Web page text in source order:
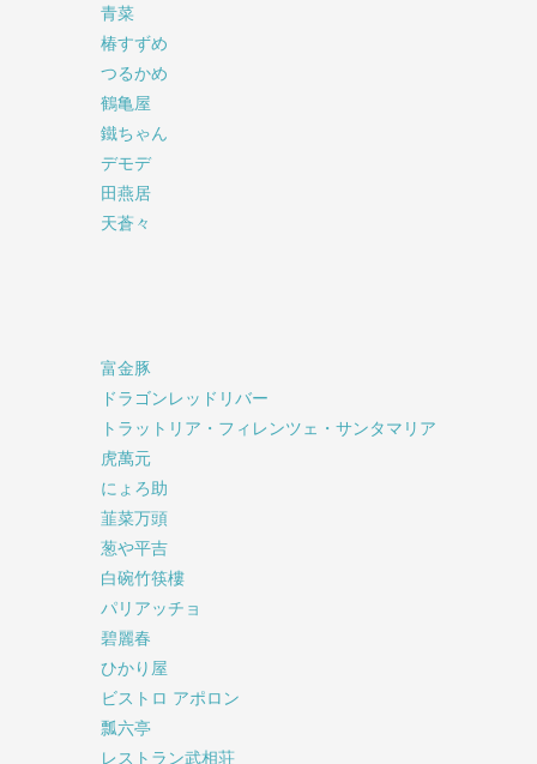
青菜
椿すずめ
つるかめ
鶴亀屋
鐵ちゃん
デモデ
田燕居
天蒼々
富金豚
ドラゴンレッドリバー
トラットリア・フィレンツェ・サンタマリア
虎萬元
にょろ助
韮菜万頭
葱や平吉
白碗竹筷樓
パリアッチョ
碧麗春
ひかり屋
ビストロ アポロン
瓢六亭
レストラン武相荘